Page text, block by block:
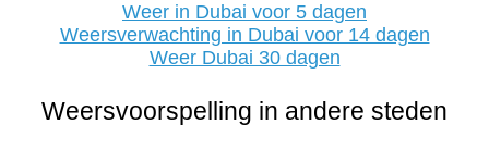
Weer in Dubai voor 5 dagen
Weersverwachting in Dubai voor 14 dagen
Weer Dubai 30 dagen
Weersvoorspelling in andere steden